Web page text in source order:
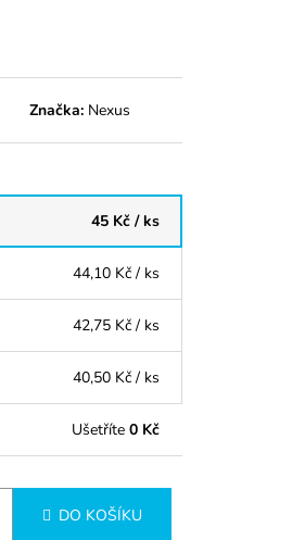
Značka: Nexus
45 Kč / ks
44,10 Kč / ks
42,75 Kč / ks
40,50 Kč / ks
Ušetříte 0 Kč
DO KOŠÍKU